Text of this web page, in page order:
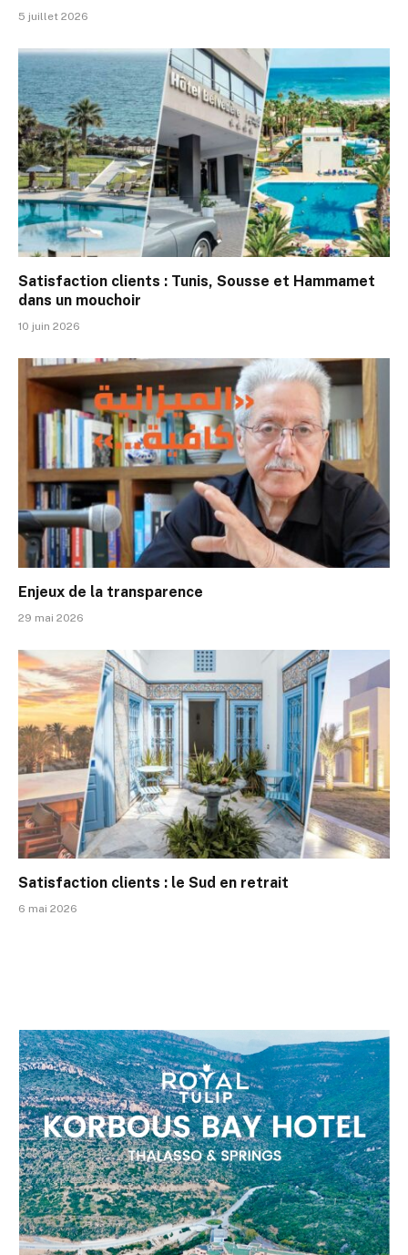
5 juillet 2026
Satisfaction clients : Tunis, Sousse et Hammamet
dans un mouchoir
10 juin 2026
Enjeux de la transparence
29 mai 2026
Satisfaction clients : le Sud en retrait
6 mai 2026